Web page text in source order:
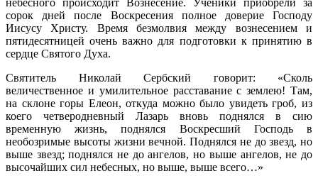
сорок дней после Воскресения полное доверие Господу
Иисусу Христу. Время безмолвия между вознесением и
пятидесятницей очень важно для подготовки к принятию в
сердце Святого Духа.
Святитель Николай Сербский говорит: «Сколь
величественное и умилительное расставание с землею! Там,
на склоне горы Елеон, откуда можно было увидеть гроб, из
коего четверодневный Лазарь вновь поднялся в сию
временную жизнь, поднялся Воскресший Господь в
необозримые высоты жизни вечной. Поднялся не до звезд, но
выше звезд; поднялся не до ангелов, но выше ангелов, не до
высочайших сил небесных, но выше, выше всего…»